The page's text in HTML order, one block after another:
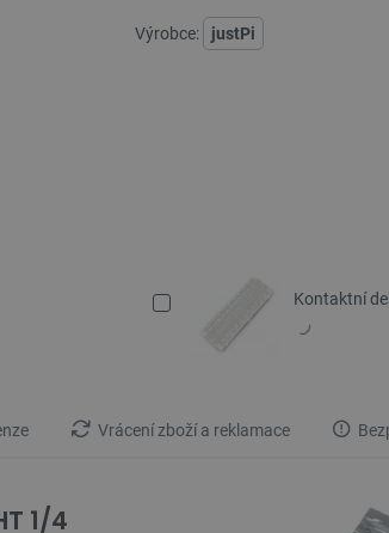
Výrobce: justPi
Kontaktní
Vrácení zboží a reklamace
1/4